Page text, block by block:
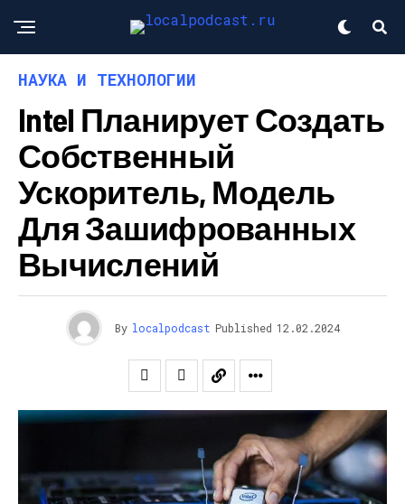
НАУКА И ТЕХНОЛОГИИ
Intel Планирует Создать
Собственный
Ускоритель, Модель
Для Зашифрованных
Вычислений
By localpodcast Published 12.02.2024